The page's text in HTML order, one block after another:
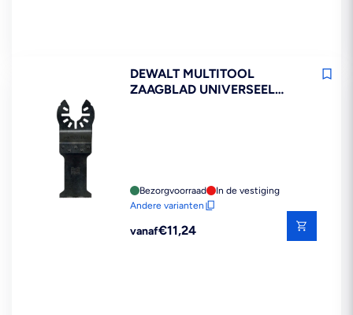
DEWALT MULTITOOL
ZAAGBLAD UNIVERSEEL
Bezorgvoorraad
In de vestiging
Andere varianten
Reguliere
vanaf€11,24